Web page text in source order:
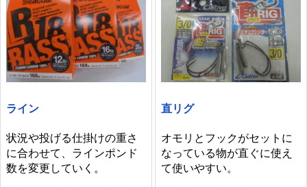
ライン
状況や投げる仕掛けの重さ
に合わせて、ラインポンド
数を変更していく。
直リグ
オモリとフックがセットに
なっている物が直ぐに使え
て使いやすい。